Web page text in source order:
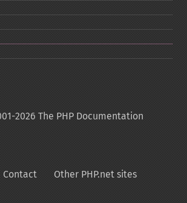
2026 The PHP Documentation
Contact Other PHP.net sites